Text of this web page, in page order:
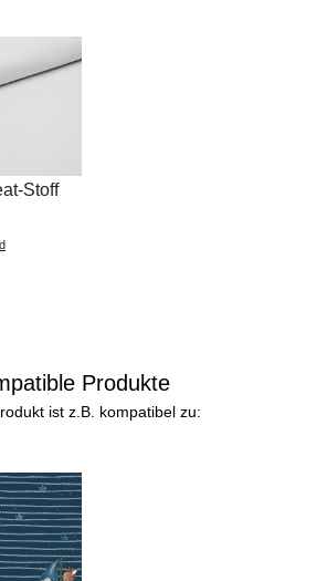
Stoff
Produkte
ist z.B. kompatibel zu: